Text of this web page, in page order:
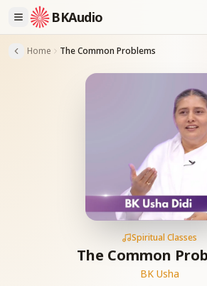
BKAudio
Home The Common Problems
Spiritual Classes
The Common
BK Usha